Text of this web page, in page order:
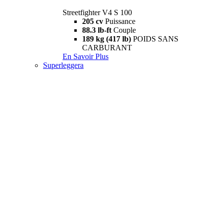
Streetfighter V4 S 100
205 cv Puissance
88.3 lb-ft Couple
189 kg (417 lb) POIDS SANS
CARBURANT
En Savoir Plus
Superleggera